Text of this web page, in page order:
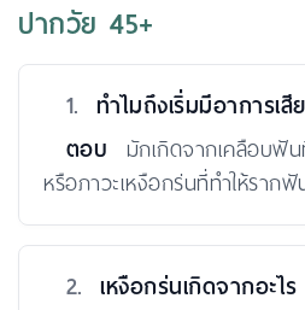
ปากวัย 45+
1. ทำไมถึงเริ่มมีอาการเ
ตอบ มักเกิดจากเคลือบฟั
หรือภาวะเหงือกร่นที่ทำให้ราก
2. เหงือกร่นเกิดจากอะไ